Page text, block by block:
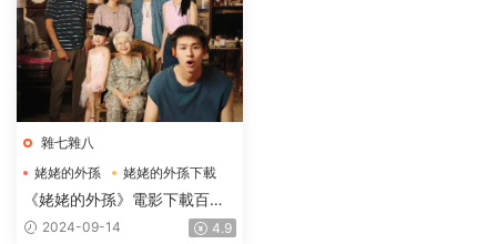
雜七雜八
姥姥的外孫
姥姥的外孫下載
姥姥的外孫電影下載
《姥姥的外孫》電影下載百度
網盤-2024_HD國語中字
2024-09-14 4.9